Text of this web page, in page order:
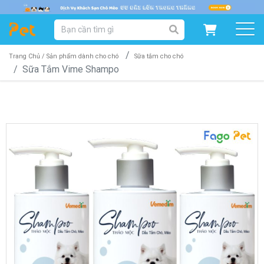
DANH MỤC SẢN PHẨM
SẢN PHẨM DÀNH CHO MÈO SẢN PHẨM DÀNH CHO CHÓ
Trang Chủ / Sản phẩm dành cho chó Sữa tắm cho chó
Sữa Tắm Vime Shampo